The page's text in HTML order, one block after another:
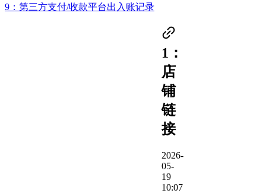
9：第三方支付/收款平台出入账记录
1：
店
铺
链
接
2026-
05-
19
10:07